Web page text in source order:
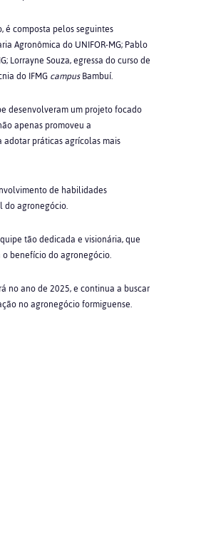
é composta pelos seguintes
Agronômica do UNIFOR-MG; Pablo
Lorrayne Souza, egressa do curso de
do IFMGcampusBambuí.
desenvolveram um projeto focado
apenas promoveu a
práticas agrícolas mais
de habilidades
do agronegócio.
tão dedicada e visionária, que
benefício do agronegócio.
no anode 2025, e continua a buscar
no agronegócio formiguense.